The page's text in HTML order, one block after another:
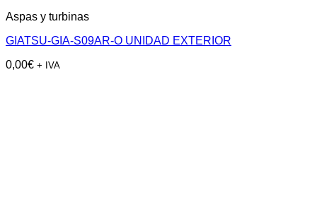
Aspas y turbinas
GIATSU-GIA-S09AR-O UNIDAD EXTERIOR
0,00€ + IVA